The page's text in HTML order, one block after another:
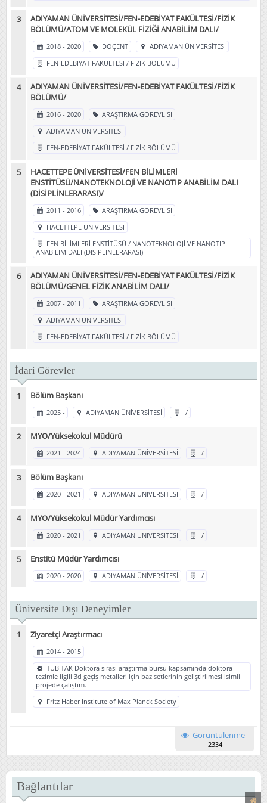
ADIYAMAN ÜNİVERSİTESİ/FEN-EDEBİYAT FAKÜLTESİ/FİZİK
BÖLÜMÜ/ATOM VE MOLEKÜL FİZİĞİ ANABİLİM DALI/
2018 - 2020 DOÇENT
ADIYAMAN ÜNİVERSİTESİ
FEN-EDEBİYAT FAKÜLTESİ / FİZİK BÖLÜMÜ
ADIYAMAN ÜNİVERSİTESİ/FEN-EDEBİYAT FAKÜLTESİ/FİZİK
BÖLÜMÜ/
2016 - 2020
ARAŞTIRMA GÖREVLİSİ
ADIYAMAN ÜNİVERSİTESİ
FEN-EDEBİYAT FAKÜLTESİ / FİZİK BÖLÜMÜ
HACETTEPE ÜNİVERSİTESİ/FEN BİLİMLERİ
ENSTİTÜSÜ/NANOTEKNOLOJİ VE NANOTIP ANABİLİM DALI
(DİSİPLİNLERARASI)/
2011 - 2016
ARAŞTIRMA GÖREVLİSİ
HACETTEPE ÜNİVERSİTESİ
FEN BİLİMLERİ ENSTİTÜSÜ / NANOTEKNOLOJİ VE NANOTIP
ANABİLİM DALI (DİSİPLİNLERARASI)
ADIYAMAN ÜNİVERSİTESİ/FEN-EDEBİYAT FAKÜLTESİ/FİZİK
BÖLÜMÜ/GENEL FİZİK ANABİLİM DALI/
2007 - 2011
ARAŞTIRMA GÖREVLİSİ
ADIYAMAN ÜNİVERSİTESİ
FEN-EDEBİYAT FAKÜLTESİ / FİZİK BÖLÜMÜ
İdari Görevler
Bölüm Başkanı
2025 - ADIYAMAN ÜNİVERSİTESİ /
MYO/Yüksekokul Müdürü
2021 - 2024 ADIYAMAN ÜNİVERSİTESİ /
Bölüm Başkanı
2020 - 2021 ADIYAMAN ÜNİVERSİTESİ /
MYO/Yüksekokul Müdür Yardımcısı
2020 - 2021 ADIYAMAN ÜNİVERSİTESİ /
Enstitü Müdür Yardımcısı
2020 - 2020 ADIYAMAN ÜNİVERSİTESİ /
Üniversite Dışı Deneyimler
Ziyaretçi Araştırmacı
2014 - 2015
TÜBİTAK Doktora sırası araştırma bursu kapsamında doktora
tezimle ilgili 3d geçiş metalleri için baz setlerinin geliştirilmesi isimli
projede çalıştım.
Fritz Haber Institute of Max Planck Society
Görüntülenme
2334
Bağlantılar